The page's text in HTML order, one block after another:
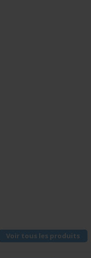
Voir tous les produits